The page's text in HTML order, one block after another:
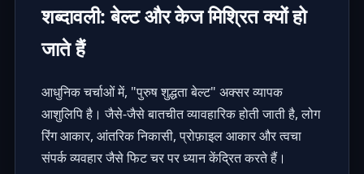
शब्दावली: बेल्ट और केज मिश्रित क्यों हो
जाते हैं
आधुनिक चर्चाओं में, "पुरुष शुद्धता बेल्ट" अक्सर व्यापक
आशुलिपि है। जैसे-जैसे बातचीत व्यावहारिक होती जाती है, लोग
रिंग आकार, आंतरिक निकासी, प्रोफ़ाइल आकार और त्वचा
संपर्क व्यवहार जैसे फिट चर पर ध्यान केंद्रित करते हैं।